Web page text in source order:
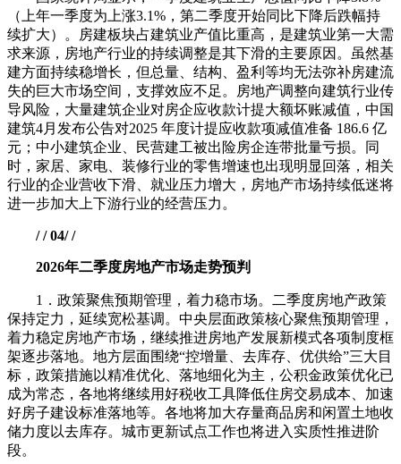
（上年一季度为上涨3.1%，第二季度开始同比下降后跌幅持
续扩大）。房建板块占建筑业产值比重高，是建筑业第一大需
求来源，房地产行业的持续调整是其下滑的主要原因。虽然基
建方面持续稳增长，但总量、结构、盈利等均无法弥补房建流
失的巨大市场空间，支撑效应不足。房地产调整向建筑行业传
导风险，大量建筑企业对房企应收款计提大额坏账减值，中国
建筑4月发布公告对2025 年度计提应收款项减值准备 186.6 亿
元；中小建筑企业、民营建工被出险房企连带批量亏损。同
时，家居、家电、装修行业的零售增速也出现明显回落，相关
行业的企业营收下滑、就业压力增大，房地产市场持续低迷将
进一步加大上下游行业的经营压力。
/ / 04/ /
2026年二季度房地产市场走势预判
1．政策聚焦预期管理，着力稳市场。二季度房地产政策
保持定力，延续宽松基调。中央层面政策核心聚焦预期管理，
着力稳定房地产市场，继续推进房地产发展新模式各项制度框
架逐步落地。地方层面围绕“控增量、去库存、优供给”三大目
标，政策措施以精准优化、落地细化为主，公积金政策优化已
成为常态，各地将继续用好税收工具降低住房交易成本、加速
好房子建设标准落地等。各地将加大存量商品房和闲置土地收
储力度以去库存。城市更新试点工作也将进入实质性推进阶
段。